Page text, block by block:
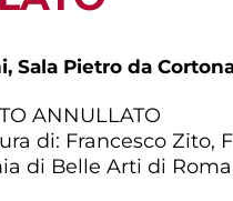
Sala Pietro da
ANNULLATO
di: Francesco Zito,
di Belle Arti di